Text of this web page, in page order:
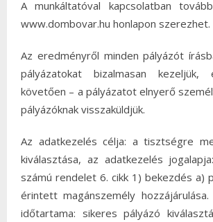
A munkáltatóval kapcsolatban
www.dombovar.hu honlapon szerezhet.
Az eredményről minden pályázót
pályázatokat bizalmasan
követően – a pályázatot elnyerő
pályázóknak visszaküldjük.
Az adatkezelés célja: a tisztségre
kiválasztása, az adatkezelés
számú rendelet 6. cikk 1) bekezdés a)
érintett magánszemély
időtartama: sikeres pályázó